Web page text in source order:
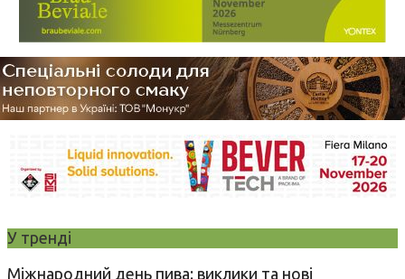
У тренді
Міжнародний день пива: виклики та нові